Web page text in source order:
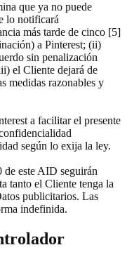
que ya no puede
lo notificará
más tarde de cinco [5]
a Pinterest; (ii)
sin penalización
el Cliente dejará de
medidas razonables y
a facilitar el presente
según lo exija la ley.
de este AID seguirán
tanto el Cliente tenga la
publicitarios. Las
indefinida.